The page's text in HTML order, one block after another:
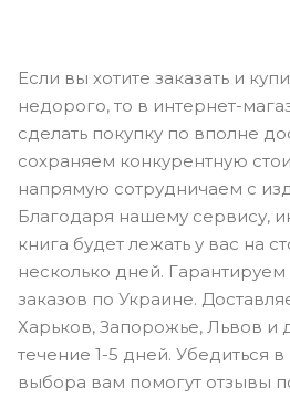
Если вы хотите заказать и
недорого, то в интернет-
сделать покупку по вполне
сохраняем конкурентную
напрямую сотрудничаем с
Благодаря нашему сервису,
книга будет лежать у вас на
несколько дней.
заказов по Украине.
Харьков, Запорожье, Львов и
течение 1-5 дней. Убедиться
выбора вам помогут отзывы